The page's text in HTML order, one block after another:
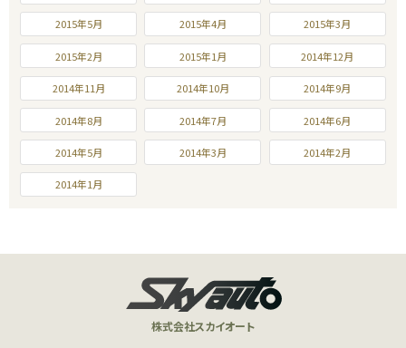
2015年5月 2015年4月 2015年3月
2015年2月 2015年1月 2014年12月
2014年11月 2014年10月 2014年9月
2014年8月 2014年7月 2014年6月
2014年5月 2014年3月 2014年2月
2014年1月
株式会社スカイオート